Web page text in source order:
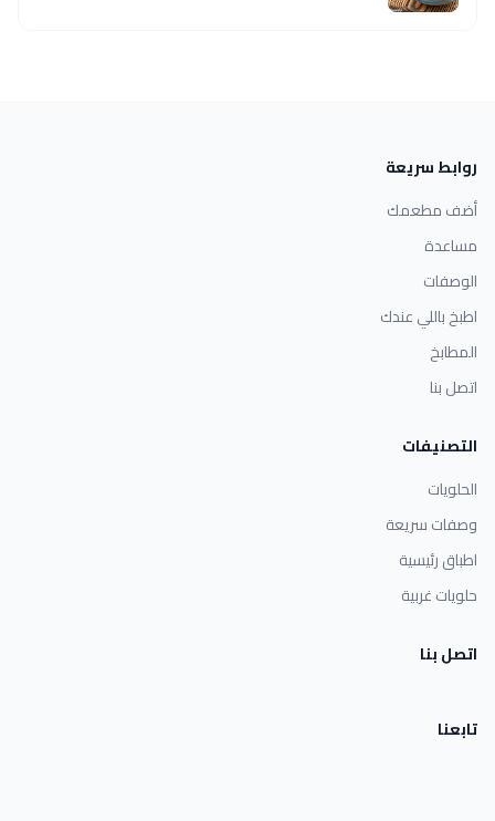
روابط سريعة
أضف مطعمك
مساعدة
الوصفات
اطبخ باللي عندك
المطابخ
اتصل بنا
التصنيفات
الحلويات
وصفات سريعة
اطباق رئيسية
حلويات غربية
اتصل بنا
تابعنا